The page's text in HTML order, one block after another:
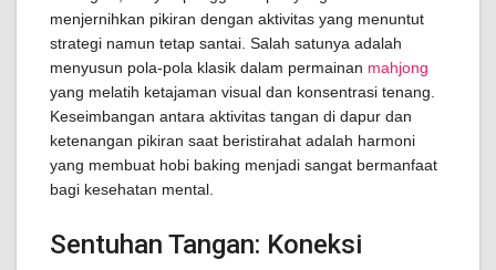
menjernihkan pikiran dengan aktivitas yang menuntut
strategi namun tetap santai. Salah satunya adalah
menyusun pola-pola klasik dalam permainan mahjong
yang melatih ketajaman visual dan konsentrasi tenang.
Keseimbangan antara aktivitas tangan di dapur dan
ketenangan pikiran saat beristirahat adalah harmoni
yang membuat hobi baking menjadi sangat bermanfaat
bagi kesehatan mental.
Sentuhan Tangan: Koneksi